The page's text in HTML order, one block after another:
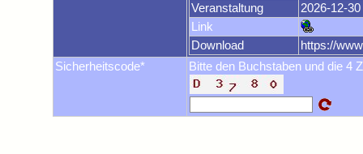
Veranstaltung
2026-12-30
Link
Download
https://
Sicherheitscode*
Bitte den Buchstaben und die 4